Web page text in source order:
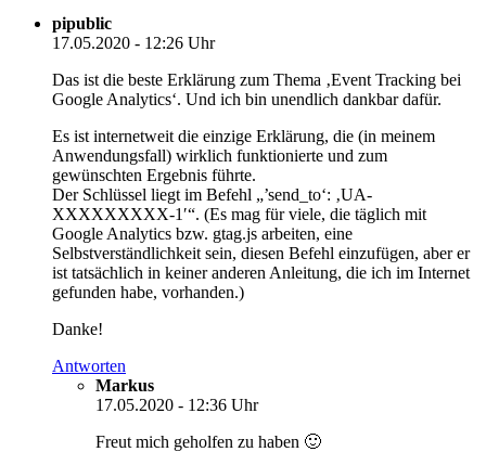
pipublic
17.05.2020 - 12:26 Uhr
Das ist die beste Erklärung zum Thema ‚Event Tracking bei
Google Analytics‘. Und ich bin unendlich dankbar dafür.
Es ist internetweit die einzige Erklärung, die (in meinem
Anwendungsfall) wirklich funktionierte und zum
gewünschten Ergebnis führte.
Der Schlüssel liegt im Befehl „’send_to‘: ‚UA-
XXXXXXXXX-1′“. (Es mag für viele, die täglich mit
Google Analytics bzw. gtag.js arbeiten, eine
Selbstverständlichkeit sein, diesen Befehl einzufügen, aber er
ist tatsächlich in keiner anderen Anleitung, die ich im Internet
gefunden habe, vorhanden.)
Danke!
Antworten
Markus
17.05.2020 - 12:36 Uhr
Freut mich geholfen zu haben 🙂